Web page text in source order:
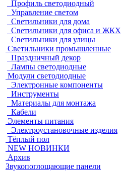
Профиль светодиодный
Управление светом
Светильники для дома
Светильники для офиса и ЖКХ
Светильники для улицы
Светильники промышленные
Праздничный декор
Лампы светодиодные
Модули светодиодные
Электронные компоненты
Инструменты
Материалы для монтажа
Кабели
Элементы питания
Электроустановочные изделия
Тёплый пол
NEW НОВИНКИ
Архив
Звукопоглощающие панели